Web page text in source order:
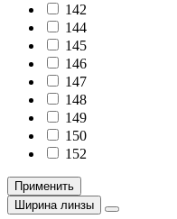
142
144
145
146
147
148
149
150
152
Применить
Ширина линзы